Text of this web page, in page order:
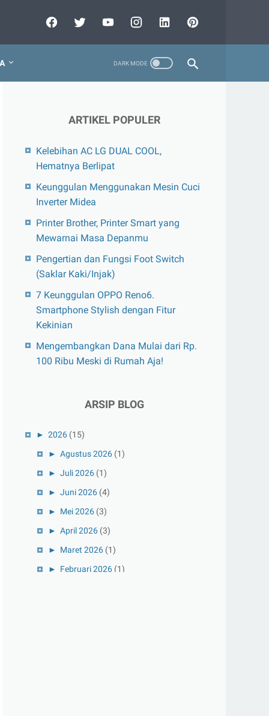
ARTIKEL POPULER
Kelebihan AC LG DUAL COOL,
Hematnya Berlipat
Keunggulan Menggunakan Mesin Cuci
Inverter Midea
Printer Brother, Printer Smart yang
Mewarnai Masa Depanmu
Pengertian dan Fungsi Foot Switch
(Saklar Kaki/Injak)
7 Keunggulan OPPO Reno6.
Smartphone Stylish dengan Fitur
Kekinian
Mengembangkan Dana Mulai dari Rp.
100 Ribu Meski di Rumah Aja!
ARSIP BLOG
► 2026 (15)
► Agustus 2026 (1)
► Juli 2026 (1)
► Juni 2026 (4)
► Mei 2026 (3)
► April 2026 (3)
► Maret 2026 (1)
► Februari 2026 (1)